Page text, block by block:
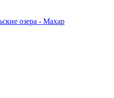
озера - Махар